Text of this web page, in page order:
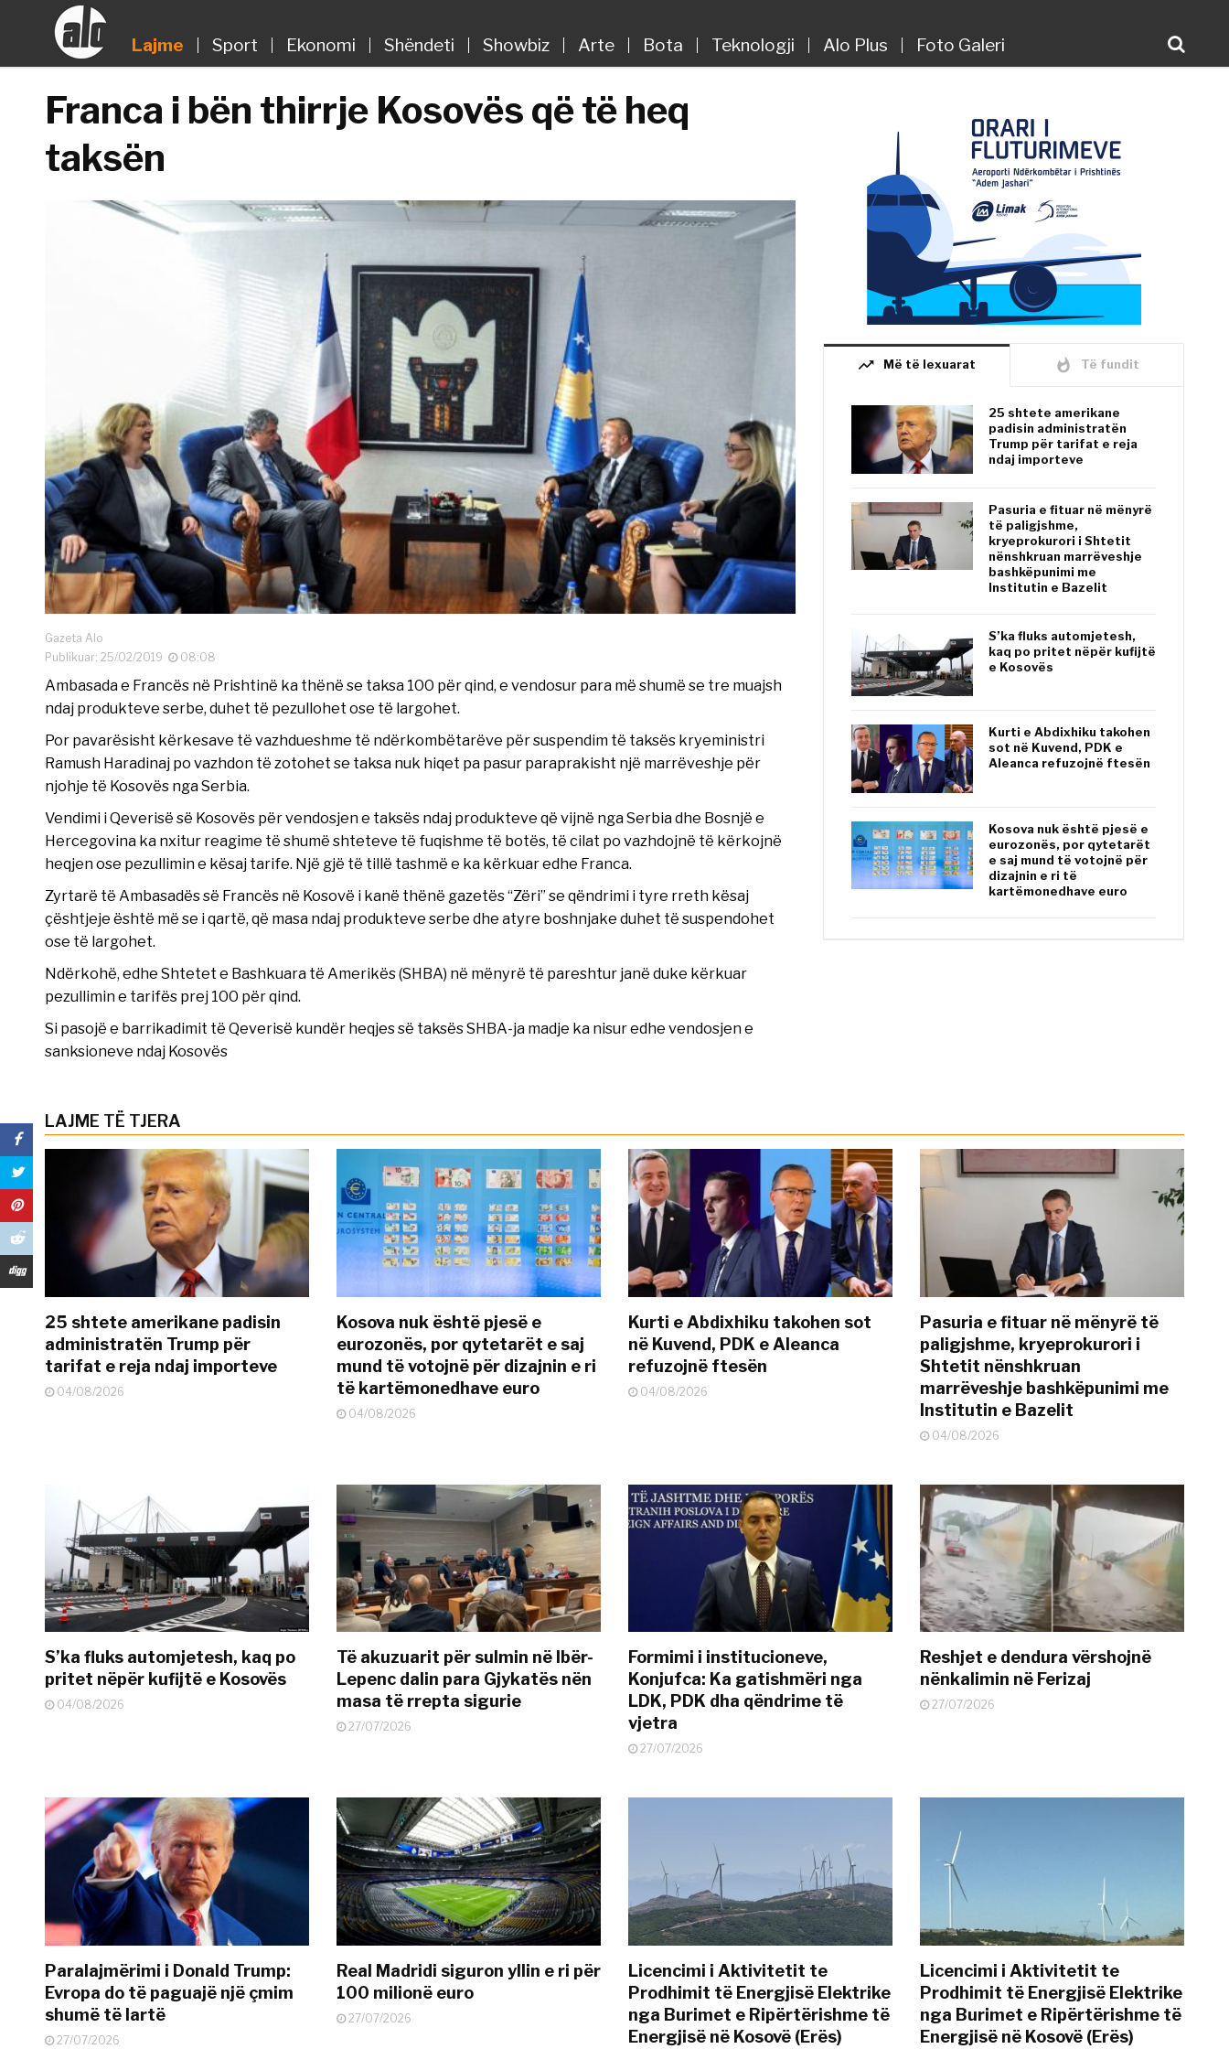
Lajme Sport Ekonomi Shëndeti Showbiz Arte Bota Teknologji Alo Plus Foto Galeri
Franca i bën thirrje Kosovës që të heq
taksën
Gazeta Alo
Publikuar: 25/02/2019
08:08
Ambasada e Francës në Prishtinë ka thënë se taksa 100 për qind, e vendosur para më shumë se tre muajsh
ndaj produkteve serbe, duhet të pezullohet ose të largohet.
Por pavarësisht kërkesave të vazhdueshme të ndërkombëtarëve për suspendim të taksës kryeministri
Ramush Haradinaj po vazhdon të zotohet se taksa nuk hiqet pa pasur paraprakisht një marrëveshje për
njohje të Kosovës nga Serbia.
Vendimi i Qeverisë së Kosovës për vendosjen e taksës ndaj produkteve që vijnë nga Serbia dhe Bosnjë e
Hercegovina ka nxitur reagime të shumë shteteve të fuqishme të botës, të cilat po vazhdojnë të kërkojnë
heqjen ose pezullimin e kësaj tarife. Një gjë të tillë tashmë e ka kërkuar edhe Franca.
Zyrtarë të Ambasadës së Francës në Kosovë i kanë thënë gazetës “Zëri” se qëndrimi i tyre rreth kësaj
çështjeje është më se i qartë, që masa ndaj produkteve serbe dhe atyre boshnjake duhet të suspendohet
ose të largohet.
Ndërkohë, edhe Shtetet e Bashkuara të Amerikës (SHBA) në mënyrë të pareshtur janë duke kërkuar
pezullimin e tarifës prej 100 për qind.
Si pasojë e barrikadimit të Qeverisë kundër heqjes së taksës SHBA-ja madje ka nisur edhe vendosjen e
sanksioneve ndaj Kosovës
trending_up Më të lexuarat whatshot Të fundit
25 shtete amerikane
padisin administratën
Trump për tarifat e reja
ndaj importeve
Pasuria e fituar në mënyrë
të paligjshme,
kryeprokurori i Shtetit
nënshkruan marrëveshje
bashkëpunimi me
Institutin e Bazelit
S’ka fluks automjetesh,
kaq po pritet nëpër kufijtë
e Kosovës
Kurti e Abdixhiku takohen
sot në Kuvend, PDK e
Aleanca refuzojnë ftesën
Kosova nuk është pjesë e
eurozonës, por qytetarët
e saj mund të votojnë për
dizajnin e ri të
kartëmonedhave euro
LAJME TË TJERA
25 shtete amerikane padisin
administratën Trump për
tarifat e reja ndaj importeve
04/08/2026
Kosova nuk është pjesë e
eurozonës, por qytetarët e saj
mund të votojnë për dizajnin e ri
të kartëmonedhave euro
04/08/2026
Kurti e Abdixhiku takohen sot
në Kuvend, PDK e Aleanca
refuzojnë ftesën
04/08/2026
Pasuria e fituar në mënyrë të
paligjshme, kryeprokurori i
Shtetit nënshkruan
marrëveshje bashkëpunimi me
Institutin e Bazelit
04/08/2026
S’ka fluks automjetesh, kaq po
pritet nëpër kufijtë e Kosovës
04/08/2026
Të akuzuarit për sulmin në Ibër-
Lepenc dalin para Gjykatës nën
masa të rrepta sigurie
27/07/2026
Formimi i institucioneve,
Konjufca: Ka gatishmëri nga
LDK, PDK dha qëndrime të
vjetra
27/07/2026
Reshjet e dendura vërshojnë
nënkalimin në Ferizaj
27/07/2026
Paralajmërimi i Donald Trump:
Evropa do të paguajë një çmim
shumë të lartë
27/07/2026
Real Madridi siguron yllin e ri për
100 milionë euro
27/07/2026
Licencimi i Aktivitetit te
Prodhimit të Energjisë Elektrike
nga Burimet e Ripërtërishme të
Energjisë në Kosovë (Erës)
Licencimi i Aktivitetit te
Prodhimit të Energjisë Elektrike
nga Burimet e Ripërtërishme të
Energjisë në Kosovë (Erës)